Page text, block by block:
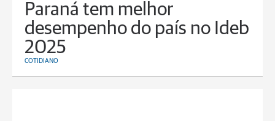
Paraná tem melhor
desempenho do país no Ideb
2025
COTIDIANO